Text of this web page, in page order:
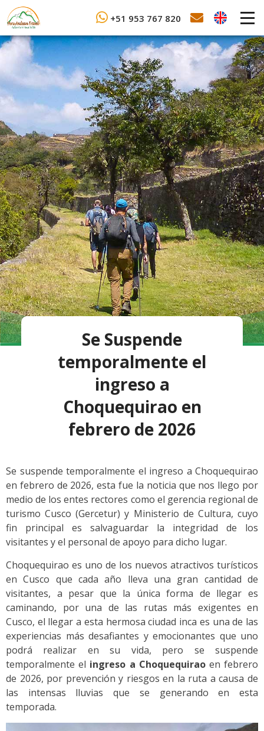
+51 953 767 820
Se Suspende
temporalmente el
ingreso a
Choquequirao en
febrero de 2026
Se suspende temporalmente el ingreso a Choquequirao
en febrero de 2026, esta fue la noticia que nos llego por
medio de los entes rectores como el gerencia regional de
turismo Cusco (Gercetur) y Ministerio de Cultura, cuyo
fin principal es salvaguardar la integridad de los
visitantes y el personal de apoyo para dicho lugar.
Choquequirao es uno de los nuevos atractivos turísticos
en Cusco que cada año lleva una gran cantidad de
visitantes, a pesar que la única forma de llegar es
caminando, por una de las rutas más exigentes en
Cusco, el llegar a esta hermosa ciudad inca es una de las
experiencias más desafiantes y emocionantes que uno
podrá realizar en su vida, pero se suspende
temporalmente el ingreso a Choquequiraoen febrero
de 2026, por prevención y riesgos en la ruta a causa de
las intensas lluvias que se generando en esta
temporada.